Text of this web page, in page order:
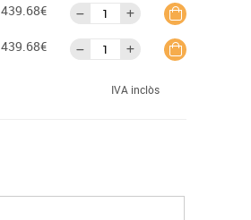
439.68€
439.68€
IVA inclòs